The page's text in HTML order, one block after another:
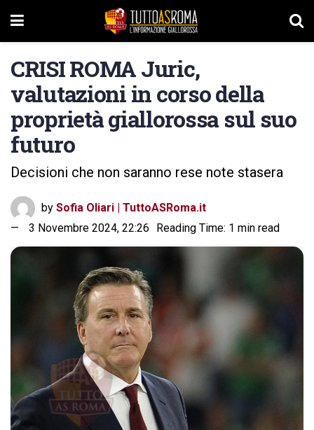
CRISI ROMA Juric,
valutazioni in corso della
proprietà giallorossa sul suo
futuro
Decisioni che non saranno rese note stasera
by Sofia Oliari | TuttoASRoma.it
3 Novembre 2024, 22:26
Reading Time: 1 min read